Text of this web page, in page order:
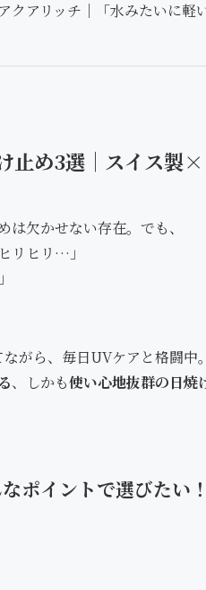
クアリッチ｜「水みたいに軽
止め3選｜スイス製
欠かせない存在。でも、
リヒリ…」
がら、毎日UVケアと格闘中。
、しかも使い心地抜群の日焼
ポイントで選びたい！